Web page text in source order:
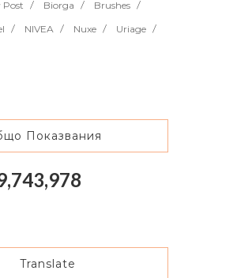
Post Biorga
Brushes
NIVEA Nuxe
Uriage
Показвания
Translate